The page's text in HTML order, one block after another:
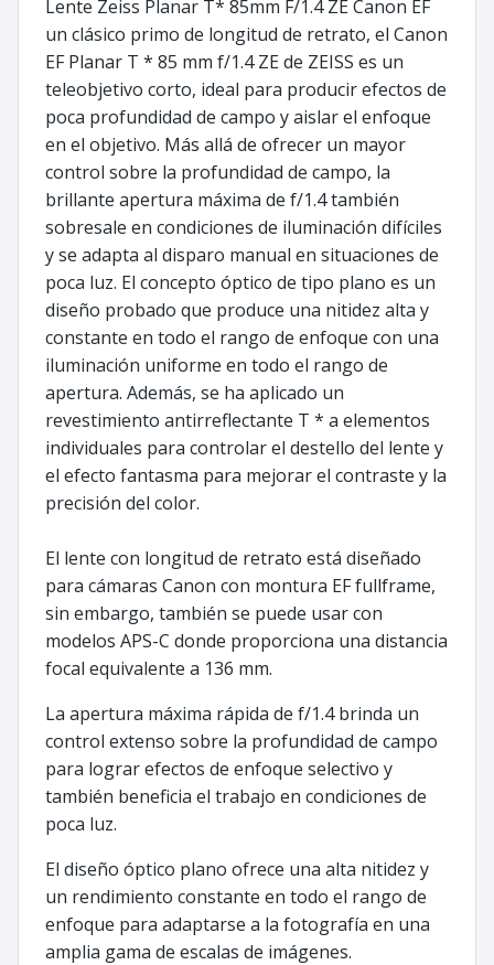
Lente Zeiss Planar T* 85mm F/1.4 ZE Canon EF
un clásico primo de longitud de retrato, el Canon
EF Planar T * 85 mm f/1.4 ZE de ZEISS es un
teleobjetivo corto, ideal para producir efectos de
poca profundidad de campo y aislar el enfoque
en el objetivo. Más allá de ofrecer un mayor
control sobre la profundidad de campo, la
brillante apertura máxima de f/1.4 también
sobresale en condiciones de iluminación difíciles
y se adapta al disparo manual en situaciones de
poca luz. El concepto óptico de tipo plano es un
diseño probado que produce una nitidez alta y
constante en todo el rango de enfoque con una
iluminación uniforme en todo el rango de
apertura. Además, se ha aplicado un
revestimiento antirreflectante T * a elementos
individuales para controlar el destello del lente y
el efecto fantasma para mejorar el contraste y la
precisión del color.
El lente con longitud de retrato está diseñado
para cámaras Canon con montura EF fullframe,
sin embargo, también se puede usar con
modelos APS-C donde proporciona una distancia
focal equivalente a 136 mm.
La apertura máxima rápida de f/1.4 brinda un
control extenso sobre la profundidad de campo
para lograr efectos de enfoque selectivo y
también beneficia el trabajo en condiciones de
poca luz.
El diseño óptico plano ofrece una alta nitidez y
un rendimiento constante en todo el rango de
enfoque para adaptarse a la fotografía en una
amplia gama de escalas de imágenes.